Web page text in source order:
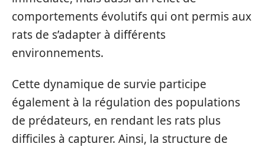
comportements évolutifs qui ont permis aux
rats de s’adapter à différents
environnements.
Cette dynamique de survie participe
également à la régulation des populations
de prédateurs, en rendant les rats plus
difficiles à capturer. Ainsi, la structure de